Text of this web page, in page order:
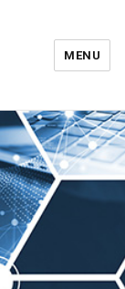
Hubert
MENU